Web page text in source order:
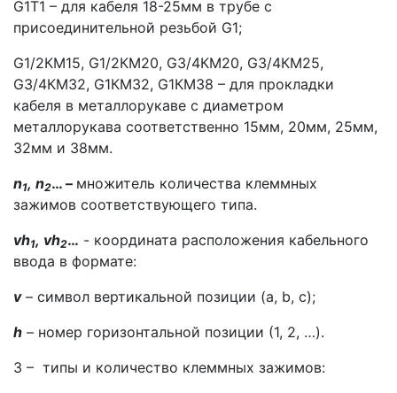
G1Т1 – для кабеля 18-25мм в трубе с
присоединительной резьбой G1;
G1/2КМ15, G1/2КМ20, G3/4КМ20, G3/4КМ25,
G3/4КМ32, G1КМ32, G1КМ38 – для прокладки
кабеля в металлорукаве с диаметром
металлорукава соответственно 15мм, 20мм, 25мм,
32мм и 38мм.
n1, n2… – множитель количества клеммных
зажимов соответствующего типа.
vh1, vh2… - координата расположения кабельного
ввода в формате:
v– символ вертикальной позиции (a, b, c);
h – номер горизонтальной позиции (1, 2, …).
3 – типы и количество клеммных зажимов: